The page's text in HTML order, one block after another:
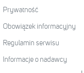
Prywatność
Obowiązek informacyjny
Regulamin serwisu
Informacje o nadawcy